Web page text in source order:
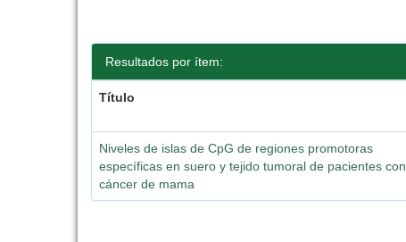
Resultados por ítem:
Título
Niveles de islas de CpG de regiones promotoras
específicas en suero y tejido tumoral de pacientes con
cáncer de mama